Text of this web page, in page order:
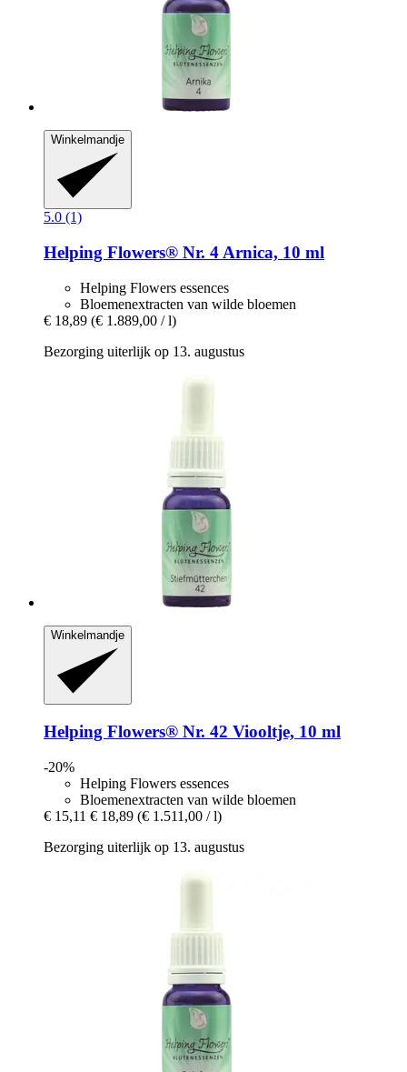
Winkelmandje
5.0 (1)
Helping Flowers® Nr. 4 Arnica, 10 ml
Helping Flowers essences
Bloemenextracten van wilde bloemen
€ 18,89 (€ 1.889,00 / l)
Bezorging uiterlijk op 13. augustus
Winkelmandje
Helping Flowers® Nr. 42 Viooltje, 10 ml
-20%
Helping Flowers essences
Bloemenextracten van wilde bloemen
€ 15,11 € 18,89 (€ 1.511,00 / l)
Bezorging uiterlijk op 13. augustus